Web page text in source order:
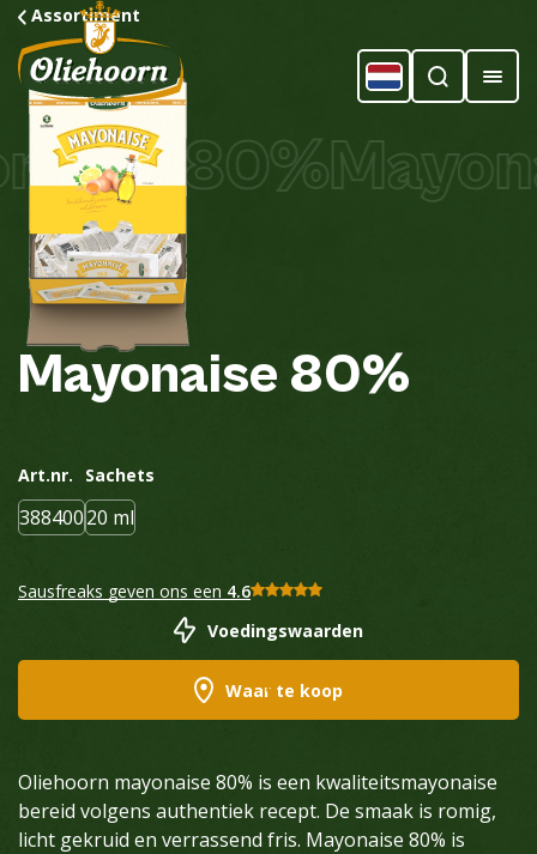
Assortiment
80%
Mayonaise 80%
Art.nr.
388400
Sachets
20 ml
Sausfreaks geven ons een 4.6
Voedingswaarden
Waar te koop
Oliehoorn mayonaise 80% is een kwaliteitsmayonaise
bereid volgens authentiek recept. De smaak is romig,
licht gekruid en verrassend fris. Mayonaise 80% is